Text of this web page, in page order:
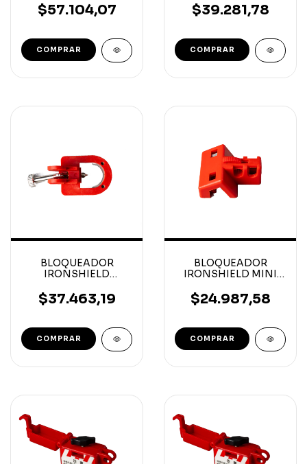
INTERRUPTOR
UNIVERSAL 70x70
$57.104,07
INTERRUPTOR
GRANDE
MULTIFUNCION
$39.281,78
COMPRAR
BLOQUEADOR
IRONSHIELD
AUTOMATICO
MULTIFUNCIÓN
$37.463,19
BLOQUEADOR
IRONSHIELD MINI
DOBLE
$24.987,58